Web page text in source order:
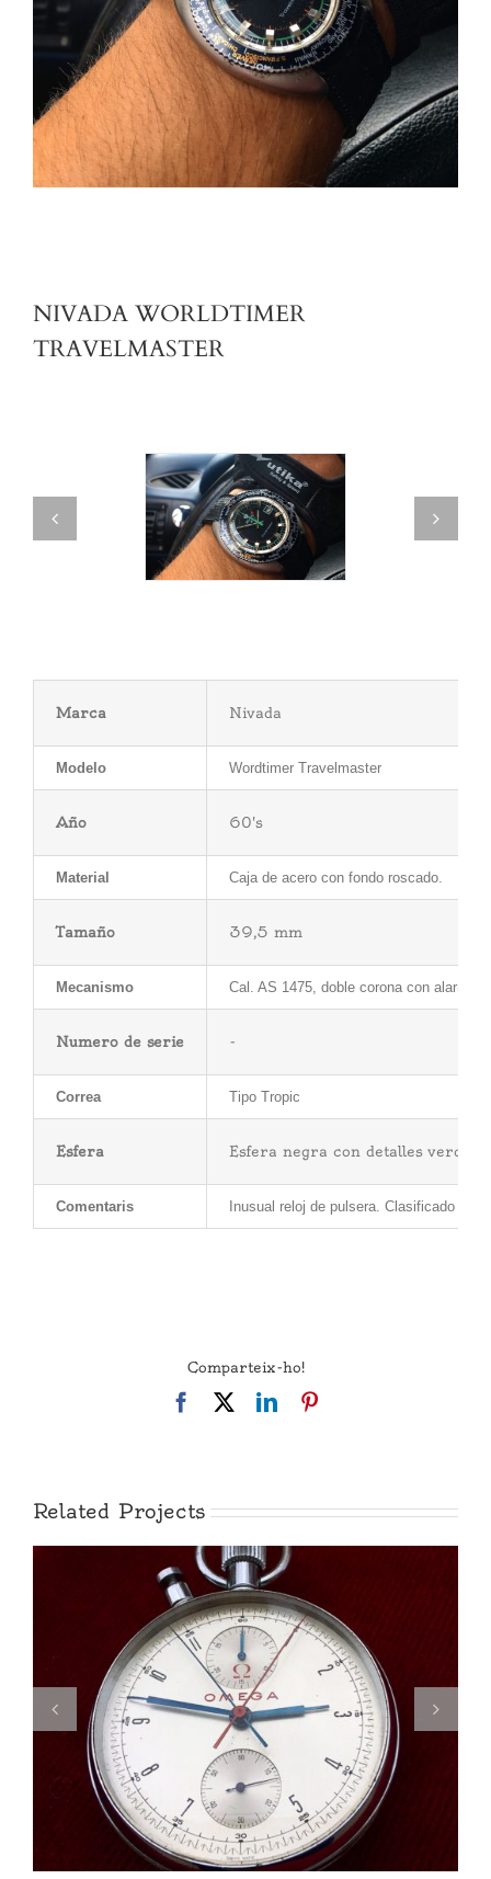
NIVADA WORLDTIMER
TRAVELMASTER
Marca Nivada
Modelo Wordtimer Travelmaster
Año 60's
Material Caja de acero con fondo roscado.
Tamaño 39,5 mm
Mecanismo Cal. AS 1475, doble corona con alarma.
Numero de serie -
Correa Tipo Tropic
Esfera Esfera negra con detalles
Comentaris Inusual reloj de pulsera. Clasificado
Comparteix-ho!
FacebookLinkedIn
Related Projects